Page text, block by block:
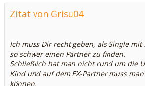
Zitat von Grisu04
Ich muss Dir recht geben, als Single
so schwer einen Partner zu finden.
Schließlich hat man nicht rund um die
Kind und auf dem EX-Partner muss
können.